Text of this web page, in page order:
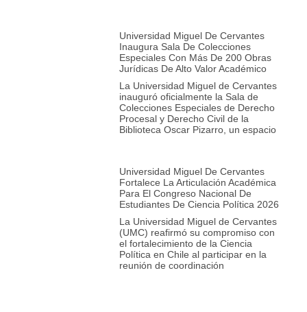
Universidad Miguel De Cervantes
Inaugura Sala De Colecciones
Especiales Con Más De 200 Obras
Jurídicas De Alto Valor Académico
La Universidad Miguel de Cervantes
inauguró oficialmente la Sala de
Colecciones Especiales de Derecho
Procesal y Derecho Civil de la
Biblioteca Oscar Pizarro, un espacio
Universidad Miguel De Cervantes
Fortalece La Articulación Académica
Para El Congreso Nacional De
Estudiantes De Ciencia Política 2026
La Universidad Miguel de Cervantes
(UMC) reafirmó su compromiso con
el fortalecimiento de la Ciencia
Política en Chile al participar en la
reunión de coordinación